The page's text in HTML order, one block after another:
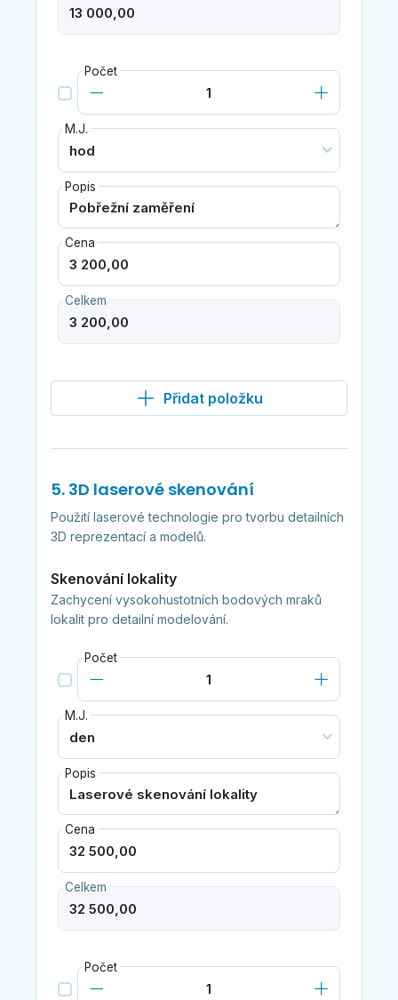
Počet
M.J.
Popis
Cena
Celkem
Přidat položku
5. 3D laserové skenování
Použití laserové technologie pro tvorbu detailních
3D reprezentací a modelů.
Skenování lokality
Zachycení vysokohustotních bodových mraků
lokalit pro detailní modelování.
Počet
M.J.
Popis
Cena
Celkem
Počet